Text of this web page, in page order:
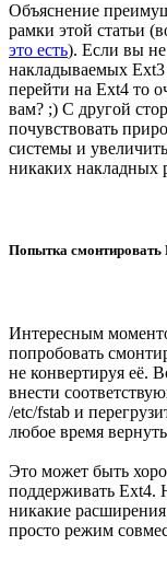
Объяснение
рамки этой статьи
это есть). Если вы не
накладываемых Ext3
перейти на Ext4 то
вам? ;) С другой
почувствовать
системы и
никаких накладных
Попытка смонтировать
Интересным
попробовать
не конвертируя её.
внести
/etc/fstab и
любое время
Это может быть
поддерживать Ext4.
никакие
просто режим